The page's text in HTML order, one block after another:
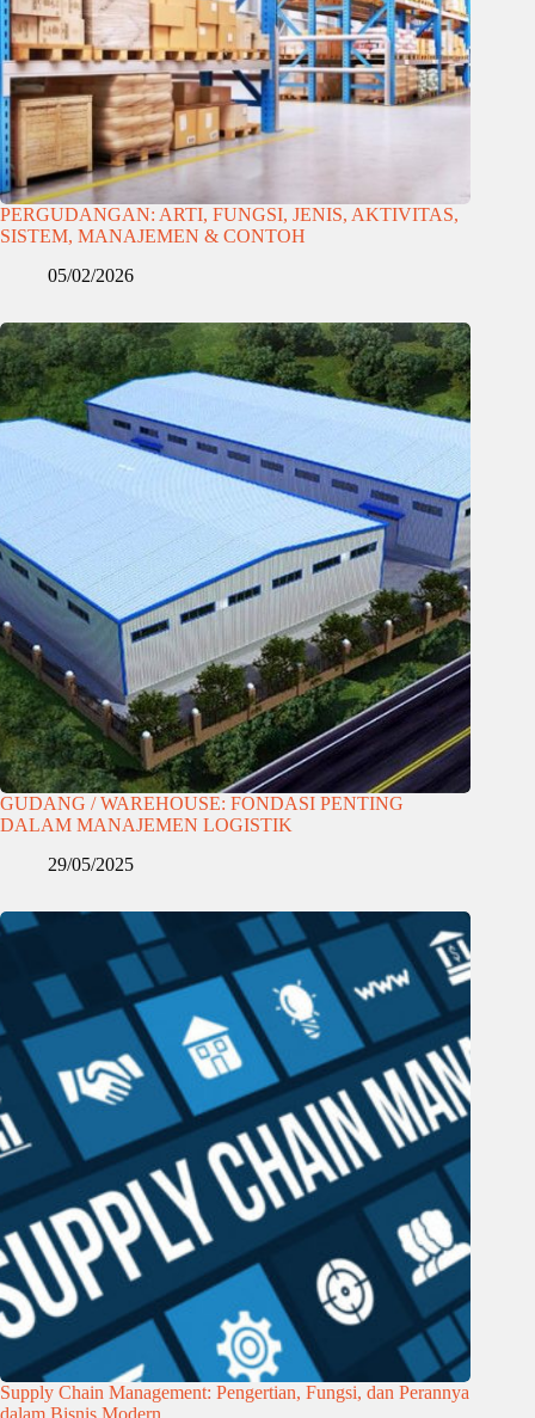
PERGUDANGAN: ARTI, FUNGSI, JENIS, AKTIVITAS,
SISTEM, MANAJEMEN & CONTOH
05/02/2026
GUDANG / WAREHOUSE: FONDASI PENTING
DALAM MANAJEMEN LOGISTIK
29/05/2025
Supply Chain Management: Pengertian, Fungsi, dan Perannya